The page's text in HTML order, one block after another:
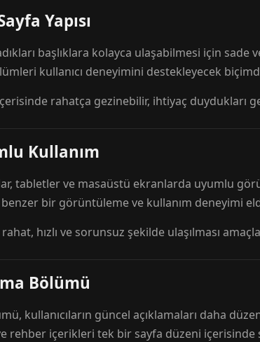
Yapısı
başlıklara kolayca ulaşabilmesi için sade
kullanıcı deneyimini destekleyecek
rahatça gezinebilir, ihtiyaç duydukları
Kullanım
tabletler ve masaüstü ekranlarda uyumlu
bir görüntüleme ve kullanım deneyimi
hızlı ve sorunsuz şekilde ulaşılması
Bölümü
kullanıcıların güncel açıklamaları daha
rehber içerikleri tek bir sayfa düzeni içerisinde